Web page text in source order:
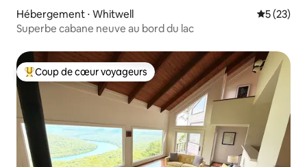
Hébergement ⋅ Whitwell
5 (23)
Superbe cabane neuve au bord du lac
Coups de cœur voyageurs les plus appréciés
Coup de cœur voyageurs